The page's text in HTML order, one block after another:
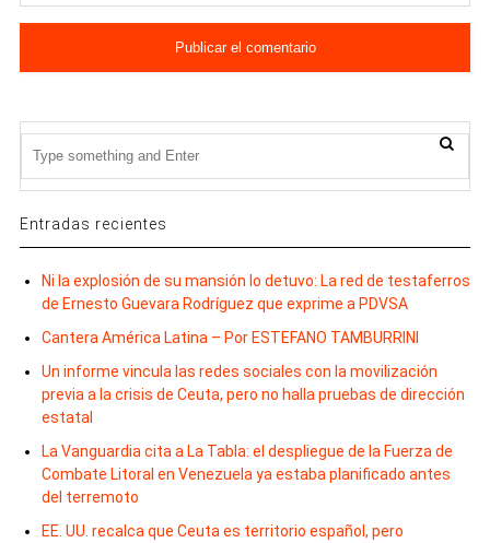
Entradas recientes
Ni la explosión de su mansión lo detuvo: La red de testaferros
de Ernesto Guevara Rodríguez que exprime a PDVSA
Cantera América Latina – Por ESTEFANO TAMBURRINI
Un informe vincula las redes sociales con la movilización
previa a la crisis de Ceuta, pero no halla pruebas de dirección
estatal
La Vanguardia cita a La Tabla: el despliegue de la Fuerza de
Combate Litoral en Venezuela ya estaba planificado antes
del terremoto
EE. UU. recalca que Ceuta es territorio español, pero